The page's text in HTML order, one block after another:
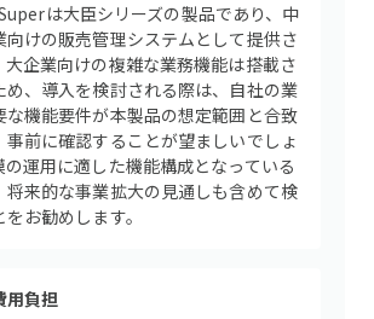
は大臣シリーズの製品であり、中
向けの販売管理システムとして提供さ
大企業向けの複雑な業務機能は搭載さ
め、導入を検討される際は、自社の業
な機能要件が本製品の想定範囲と合致
事前に確認することが望ましいでしょ
の運用に適した機能構成となっている
将来的な事業拡大の見通しも含めて検
お勧めします。
用負担